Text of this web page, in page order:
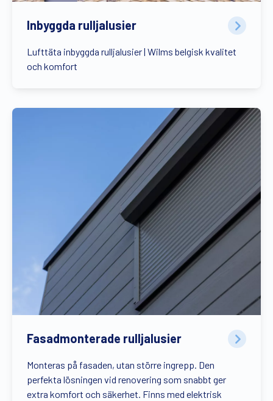
Inbyggda rulljalusier
Lufttäta inbyggda rulljalusier | Wilms belgisk kvalitet
och komfort
Fasadmonterade rulljalusier
Monteras på fasaden, utan större ingrepp. Den
perfekta lösningen vid renovering som snabbt ger
extra komfort och säkerhet. Finns med elektrisk